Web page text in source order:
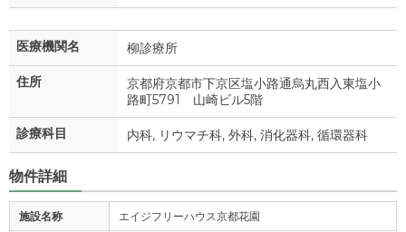
医療機関名 柳診療所
住所
京都府京都市下京区塩小路通烏丸西入東塩小
路町5791 山崎ビル5階
診療科目 内科, リウマチ科, 外科, 消化器科, 循環器科
物件詳細
施設名称 エイジフリーハウス京都花園